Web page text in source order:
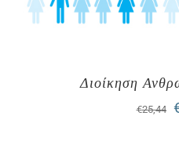
Διοίκηση
€25,44